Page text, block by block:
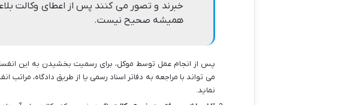
خبرند و تصور می کنند پس از اعطای وکالت
همیشه صحیح نیست.
پس از انجام عمل توسط موکل، برای رسمیت بخشیدن به این
می تواند با مراجعه به دفاتر اسناد رسمی یا از طریق دادگاه، مراتب
نماید.